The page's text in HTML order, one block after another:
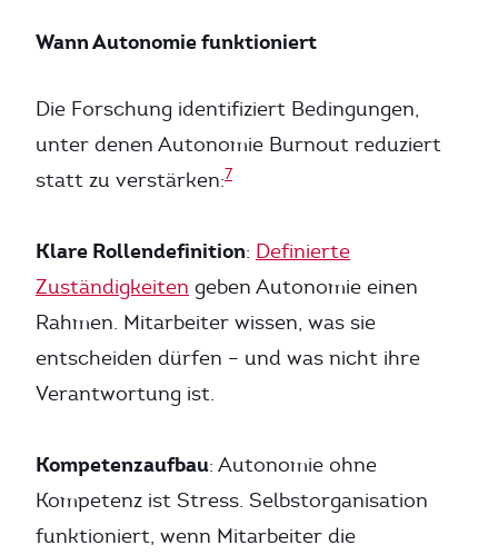
Wann Autonomie funktioniert
Die Forschung identifiziert Bedingungen,
unter denen Autonomie Burnout reduziert
statt zu verstärken:7
Klare Rollendefinition: Definierte
Zuständigkeiten geben Autonomie einen
Rahmen. Mitarbeiter wissen, was sie
entscheiden dürfen – und was nicht ihre
Verantwortung ist.
Kompetenzaufbau: Autonomie ohne
Kompetenz ist Stress. Selbstorganisation
funktioniert, wenn Mitarbeiter die